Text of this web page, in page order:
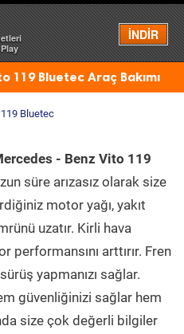
İNDİR
Menü
119 Bluetec Araç Bakımı
119 Bluetec
- Benz Vito 119
süre arızasız olarak size
motor yağı, yakıt
uzatır. Kirli hava
arttırır. Fren
yapmanızı sağlar.
güvenliğinizi sağlar hem
size çok değerli bilgiler